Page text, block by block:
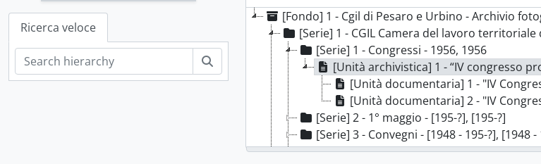
Ricerca veloce
[Fondo] 1 - Cgil di Pesaro e Urbino - Archivio
[Serie] 1 - CGIL Camera del lavoro territoriale
[Serie] 1 - Congressi - 1956, 1956
[Unità archivistica] 1 - “IV congresso
[Unità documentaria] 1 - "IV
[Unità documentaria] 2 - "IV
[Serie] 2 - 1° maggio - [195-?], [195-?]
[Serie] 3 - Convegni - [1948 - 195-?], [1948 -
[Serie] 4 - Rapporti con i partiti politici -